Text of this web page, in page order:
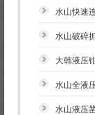
水山快速
水山破碎
大韩液压
水山全液
水山液压